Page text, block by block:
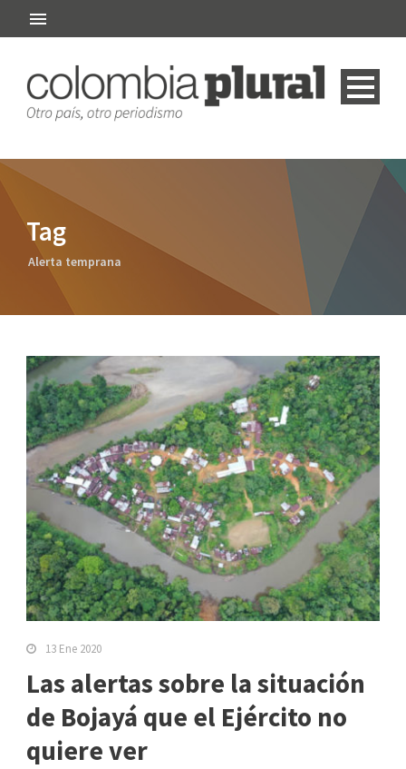
Tag
Alerta temprana
13 Ene 2020
Las alertas sobre la situación
de Bojayá que el Ejército no
quiere ver